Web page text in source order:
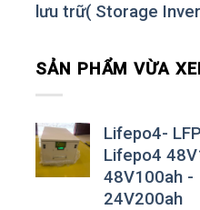
lưu trữ( Storage
SẢN PHẨM VỪA
Lifepo4-
Lifepo4
48V100ah -
24V200ah